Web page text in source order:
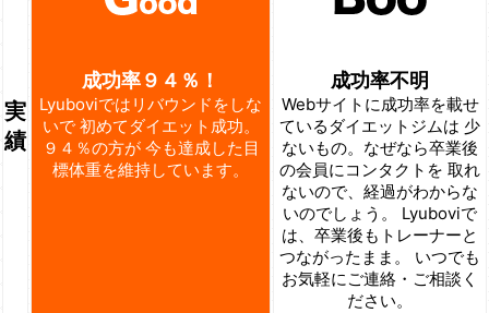
実
績
成功率９４％！
Lyuboviではリバウンドをしな
いで初めてダイエット成功。
９４％の方が今も達成した目
標体重を維持しています。
成功率不明
Webサイトに成功率を載せ
ているダイエットジムは 少
ないもの。なぜなら卒業後
の会員にコンタクトを 取れ
ないので、経過がわからな
いのでしょう。
Lyuboviで
は、卒業後もトレーナーと
つながったまま。
いつでも
お気軽にご連絡・ご相談く
ださい。